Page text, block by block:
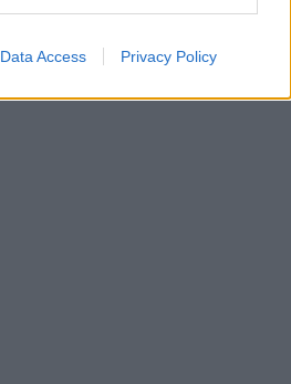
Data Access Privacy Policy